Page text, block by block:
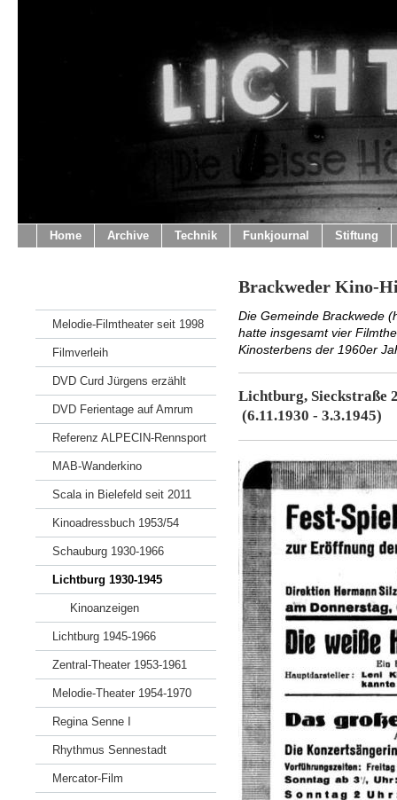
Home Archive Technik Funkjournal Stiftung
Melodie-Filmtheater seit 1998
Filmverleih
DVD Curd Jürgens erzählt
DVD Ferientage auf Amrum
Referenz ALPECIN-Rennsport
MAB-Wanderkino
Scala in Bielefeld seit 2011
Kinoadressbuch 1953/54
Schauburg 1930-1966
Lichtburg 1930-1945
Kinoanzeigen
Lichtburg 1945-1966
Zentral-Theater 1953-1961
Melodie-Theater 1954-1970
Regina Senne I
Rhythmus Sennestadt
Mercator-Film
Brackweder Kino-
Die Gemeinde Brackwede
hatte insgesamt vier
Kinosterbens der 1960er
Lichtburg,
(6.11.1930 - 3.3.1945)